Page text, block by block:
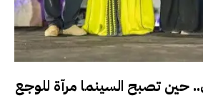
حين تصبح السينما مرآة للوجع